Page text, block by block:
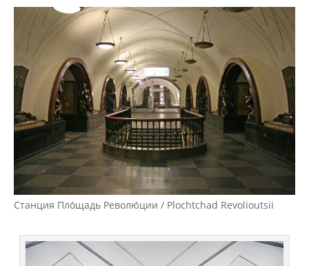
Cтанция Пло́щадь Револю́ции / Plochtchad Revolioutsii